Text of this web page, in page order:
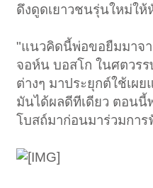
ดึงดูดเยาวชนรุ่นใหม่ใ
"แนวคิดนี้พ่อขอยืมมาจ
จอห์น บอสโก ในศตวร
ต่างๆ มาประยุกต์ใช้เผ
มันได้ผลดีทีเดียว ตอนนี้
โบสถ์มาก่อนมาร่วมการ